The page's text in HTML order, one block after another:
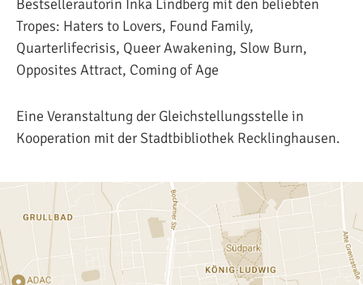
Bestsellerautorin Inka Lindberg mit den beliebten
Tropes: Haters to Lovers, Found Family,
Quarterlifecrisis, Queer Awakening, Slow Burn,
Opposites Attract, Coming of Age
Eine Veranstaltung der Gleichstellungsstelle in
Kooperation mit der Stadtbibliothek Recklinghausen.